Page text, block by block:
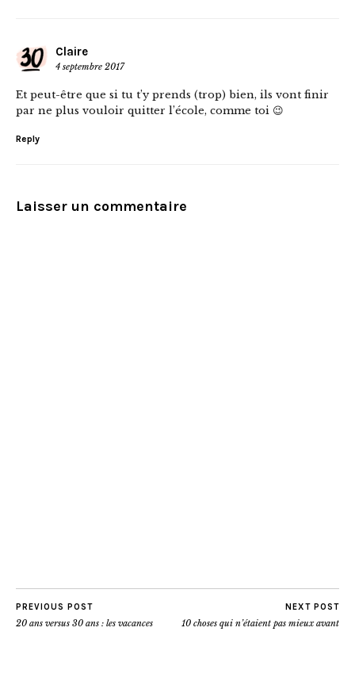
Claire
4 septembre 2017
Et peut-être que si tu t’y prends (trop) bien, ils vont finir
par ne plus vouloir quitter l’école, comme toi 😉
Reply
Laisser un commentaire
PREVIOUS POST
20 ans versus 30 ans : les vacances
NEXT POST
10 choses qui n’étaient pas mieux avant